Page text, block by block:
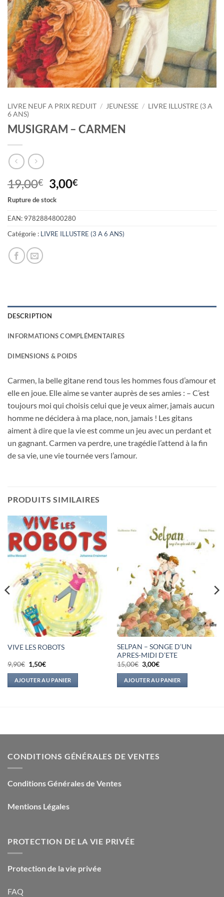
LIVRE NEUF A PRIX REDUIT / JEUNESSE / LIVRE ILLUSTRE (3 A
6 ANS)
MUSIGRAM – CARMEN
19,00€ Le
prix
initial
était :
19,00€.
3,00€Le
actuel
3,00€.
Rupture de stock
EAN: 9782884800280
Catégorie : LIVRE ILLUSTRE (3 A 6 ANS)
DESCRIPTION
INFORMATIONS COMPLÉMENTAIRES
DIMENSIONS & POIDS
Carmen, la belle gitane rend tous les hommes fous d’amour et
elle en joue. Elle aime se vanter auprès de ses amies : – C’est
toujours moi qui choisis celui que je veux aimer, jamais aucun
homme ne décidera à ma place, non, jamais ! Les gitans
aiment à dire que la vie est comme un jeu avec un perdant et
un gagnant. Carmen va perdre, une tragédie l’attend à la fin
de sa vie, une vie tournée vers l’amour.
PRODUITS SIMILAIRES
VIVE LES ROBOTS
9,90€ Le
prix
initial
était :
9,90€.
1,50€Le
actuel
est :
1,50€.
AJOUTER AU PANIER
SELPAN – SONGE D’UN
APRES-MIDI D’ETE
15,00€ Le
prix
initial
était :
15,00€.
3,00€Le
actuel
est :
3,00€.
AJOUTER AU PANIER
CONDITIONS GÉNÉRALES DE VENTES
Conditions Générales de Ventes
Mentions Légales
PROTECTION DE LA VIE PRIVÉE
Protection de la vie privée
FAQ